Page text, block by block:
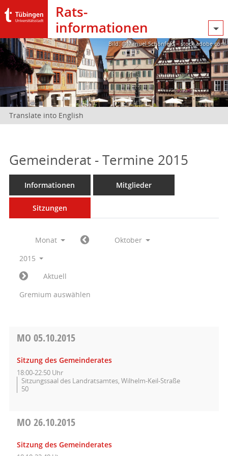
Rats­
informationen
Bild: @Manuel Schönfeld – stock.adobe.com
Translate into English
Gemeinderat - Termine 2015
Informationen Mitglieder
Sitzungen
Monat
Oktober
2015
Aktuell
Gremium auswählen
MO 05.10.2015
Sitzung des Gemeinderates
18:00-22:50 Uhr
Sitzungssaal des Landratsamtes, Wilhelm-Keil-Straße
50
MO 26.10.2015
Sitzung des Gemeinderates